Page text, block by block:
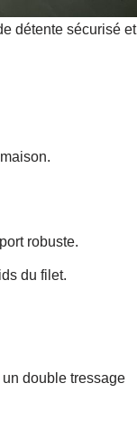
détente sécurisé et
robuste.
du filet.
double tressage